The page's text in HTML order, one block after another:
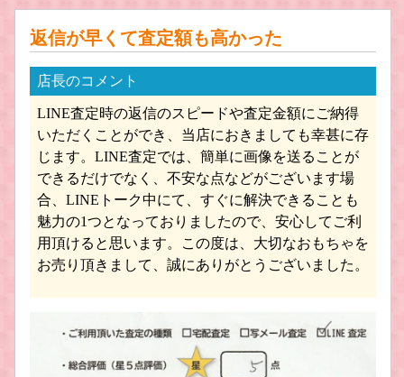
返信が早くて査定額も高かった
店長のコメント
LINE査定時の返信のスピードや査定金額にご納得
いただくことができ、当店におきましても幸甚に存
じます。LINE査定では、簡単に画像を送ることが
できるだけでなく、不安な点などがございます場
合、LINEトーク中にて、すぐに解決できることも
魅力の1つとなっておりましたので、安心してご利
用頂けると思います。この度は、大切なおもちゃを
お売り頂きまして、誠にありがとうございました。